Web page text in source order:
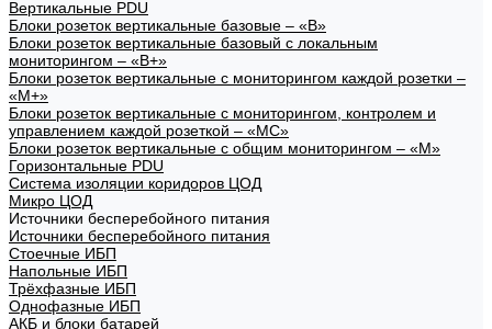
Вертикальные PDU
Блоки розеток вертикальные базовые – «В»
Блоки розеток вертикальные базовый с локальным
мониторингом – «В+»
Блоки розеток вертикальные с мониторингом каждой розетки –
«М+»
Блоки розеток вертикальные с мониторингом, контролем и
управлением каждой розеткой – «МС»
Блоки розеток вертикальные с общим мониторингом – «М»
Горизонтальные PDU
Система изоляции коридоров ЦОД
Микро ЦОД
Источники бесперебойного питания
Источники бесперебойного питания
Стоечные ИБП
Напольные ИБП
Трёхфазные ИБП
Однофазные ИБП
АКБ и блоки батарей